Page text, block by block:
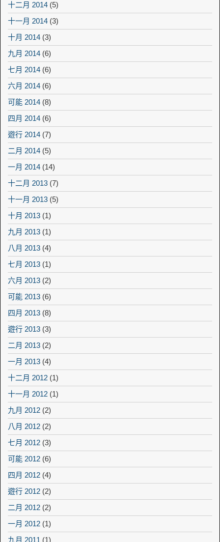
十二月 2014 (5)
十一月 2014 (3)
十月 2014 (3)
九月 2014 (6)
七月 2014 (6)
六月 2014 (6)
可能 2014 (8)
四月 2014 (6)
遊行 2014 (7)
二月 2014 (5)
一月 2014 (14)
十二月 2013 (7)
十一月 2013 (5)
十月 2013 (1)
九月 2013 (1)
八月 2013 (4)
七月 2013 (1)
六月 2013 (2)
可能 2013 (6)
四月 2013 (8)
遊行 2013 (3)
二月 2013 (2)
一月 2013 (4)
十二月 2012 (1)
十一月 2012 (1)
九月 2012 (2)
八月 2012 (2)
七月 2012 (3)
可能 2012 (6)
四月 2012 (4)
遊行 2012 (2)
二月 2012 (2)
一月 2012 (1)
九月 2011 (1)